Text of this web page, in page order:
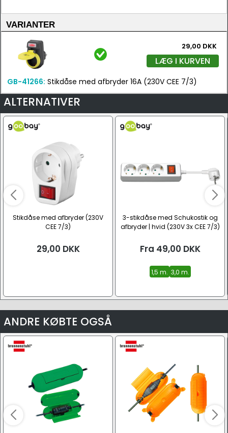
VARIANTER
29,00 DKK
LÆG I KURVEN
GB-41266: Stikdåse med afbryder 16A (230V CEE 7/3)
ALTERNATIVER
Stikdåse med afbryder (230V
CEE 7/3)
29,00 DKK
3-stikdåse med Schukostik og
afbryder | hvid (230V 3x CEE 7/3)
Fra 49,00 DKK
1,5 m. 3,0 m.
ANDRE KØBTE OGSÅ